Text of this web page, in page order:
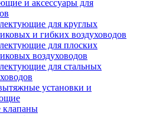
и аксессуары для
для круглых
и гибких воздуховодов
для плоских
воздуховодов
для стальных
установки и